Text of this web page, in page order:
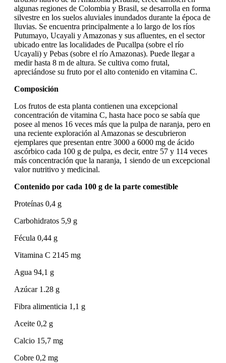
algunas regiones de Colombia y Brasil, se desarrolla en forma
silvestre en los suelos aluviales inundados durante la época de
lluvias. Se encuentra principalmente a lo largo de los ríos
Putumayo, Ucayali y Amazonas y sus afluentes, en el sector
ubicado entre las localidades de Pucallpa (sobre el río
Ucayali) y Pebas (sobre el río Amazonas). Puede llegar a
medir hasta 8 m de altura. Se cultiva como frutal,
apreciándose su fruto por el alto contenido en vitamina C.
Composición
Los frutos de esta planta contienen una excepcional
concentración de vitamina C, hasta hace poco se sabía que
posee al menos 16 veces más que la pulpa de naranja, pero en
una reciente exploración al Amazonas se descubrieron
ejemplares que presentan entre 3000 a 6000 mg de ácido
ascórbico cada 100 g de pulpa, es decir, entre 57 y 114 veces
más concentración que la naranja, 1​ siendo de un excepcional
valor nutritivo y medicinal.
Contenido por cada 100 g de la parte comestible
Proteínas 0,4 g
Carbohidratos 5,9 g
Fécula 0,44 g
Vitamina C 2145 mg
Agua 94,1 g
Azúcar 1.28 g
Fibra alimenticia 1,1 g
Aceite 0,2 g
Calcio 15,7 mg
Cobre 0,2 mg